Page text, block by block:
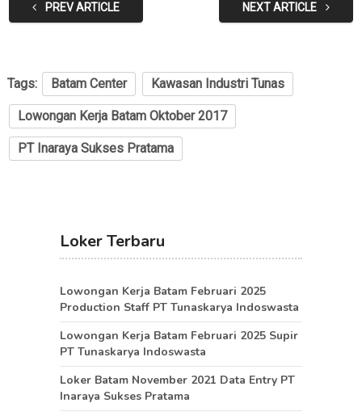
PREV ARTICLE NEXT ARTICLE
Tags: Batam Center Kawasan Industri Tunas
Lowongan Kerja Batam Oktober 2017
PT Inaraya Sukses Pratama
Loker Terbaru
Lowongan Kerja Batam Februari 2025
Production Staff PT Tunaskarya Indoswasta
Lowongan Kerja Batam Februari 2025 Supir
PT Tunaskarya Indoswasta
Loker Batam November 2021 Data Entry PT
Inaraya Sukses Pratama